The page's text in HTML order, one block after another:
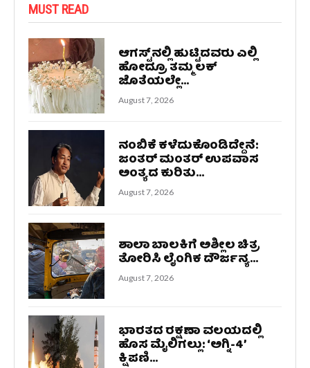
MUST READ
ಆಗಸ್ಟ್‌ನಲ್ಲಿ ಹುಟ್ಟಿದವರು ಎಲ್ಲಿ
ಹೋದ್ರೂ ತಮ್ಮ ಲಕ್‌
ಜೊತೆಯಲ್ಲೇ...
August 7, 2026
ನಂಬಿಕೆ ಕಳೆದುಕೊಂಡಿದ್ದೇನೆ:
ಜಂತರ್ ಮಂತರ್ ಉಪವಾಸ
ಅಂತ್ಯದ ಕುರಿತು...
August 7, 2026
ಶಾಲಾ ಬಾಲಕಿಗೆ ಅಶ್ಲೀಲ ಚಿತ್ರ
ತೋರಿಸಿ ಲೈಂಗಿಕ ದೌರ್ಜನ್ಯ...
August 7, 2026
ಭಾರತದ ರಕ್ಷಣಾ ವಲಯದಲ್ಲಿ
ಹೊಸ ಮೈಲಿಗಲ್ಲು: ‘ಅಗ್ನಿ-4’
ಕ್ಷಿಪಣಿ...